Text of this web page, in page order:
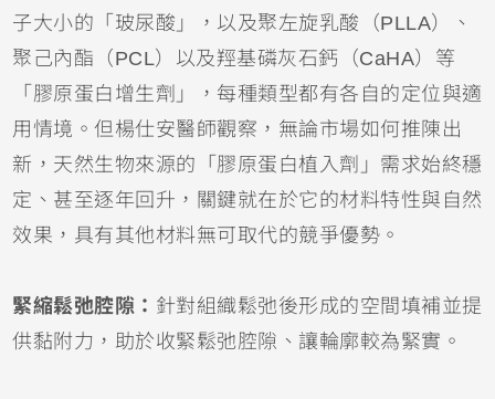
子大小的「玻尿酸」，以及聚左旋乳酸（PLLA）、
聚己內酯（PCL）以及羥基磷灰石鈣（CaHA）等
「膠原蛋白增生劑」，每種類型都有各自的定位與適
用情境。但楊仕安醫師觀察，無論市場如何推陳出
新，天然生物來源的「膠原蛋白植入劑」需求始終穩
定、甚至逐年回升，關鍵就在於它的材料特性與自然
效果，具有其他材料無可取代的競爭優勢。
緊縮鬆弛腔隙： 針對組織鬆弛後形成的空間填補並提
供黏附力，助於收緊鬆弛腔隙、讓輪廓較為緊實。